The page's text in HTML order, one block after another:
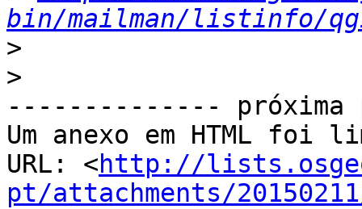
bin/mailman/listinfo/
>
>
--------------
Um anexo em HTML foi
URL: <http://
pt/attachments/